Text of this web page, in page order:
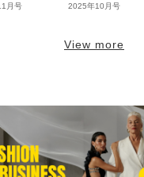
月号 2025年10月号
View more